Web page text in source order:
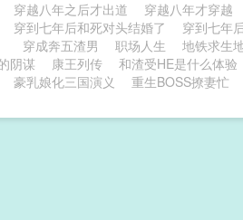
穿越八年之后才出道 穿越八年才穿越
穿到七年后和死对头结婚了 穿到七年
穿成奔五渣男 职场人生 地铁求生
阴谋
康王列传 和渣受HE是什么体验
豪乳娘化三国演义 重生BOSS撩妻忙